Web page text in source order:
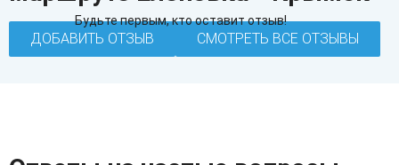
Будьте первым, кто оставит отзыв!
ДОБАВИТЬ ОТЗЫВ СМОТРЕТЬ ВСЕ ОТЗЫВЫ